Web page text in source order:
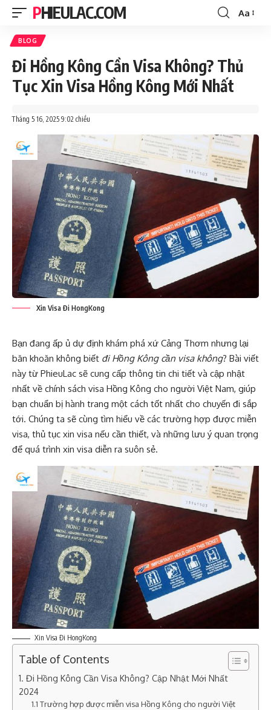
PHIEULAC.COM
Font
Aa
BLOG
Đi Hồng Kông Cần Visa Không? Thủ
Tục Xin Visa Hồng Kông Mới Nhất
Tháng 5 16, 2025 9:02 chiều
Xin Visa Đi HongKong
Bạn đang ấp ủ dự định khám phá xứ Cảng Thơm nhưng lại
băn khoăn không biết đi Hồng Kông cần visa không? Bài viết
này từ PhieuLac sẽ cung cấp thông tin chi tiết và cập nhật
nhất về chính sách visa Hồng Kông cho người Việt Nam, giúp
bạn chuẩn bị hành trang một cách tốt nhất cho chuyến đi sắp
tới. Chúng ta sẽ cùng tìm hiểu về các trường hợp được miễn
visa, thủ tục xin visa nếu cần thiết, và những lưu ý quan trọng
để quá trình xin visa diễn ra suôn sẻ.
Xin Visa Đi HongKong
Table of Contents
1. Đi Hồng Kông Cần Visa Không? Cập Nhật Mới Nhất
2024
1.1 Trường hợp được miễn visa Hồng Kông cho người Việt